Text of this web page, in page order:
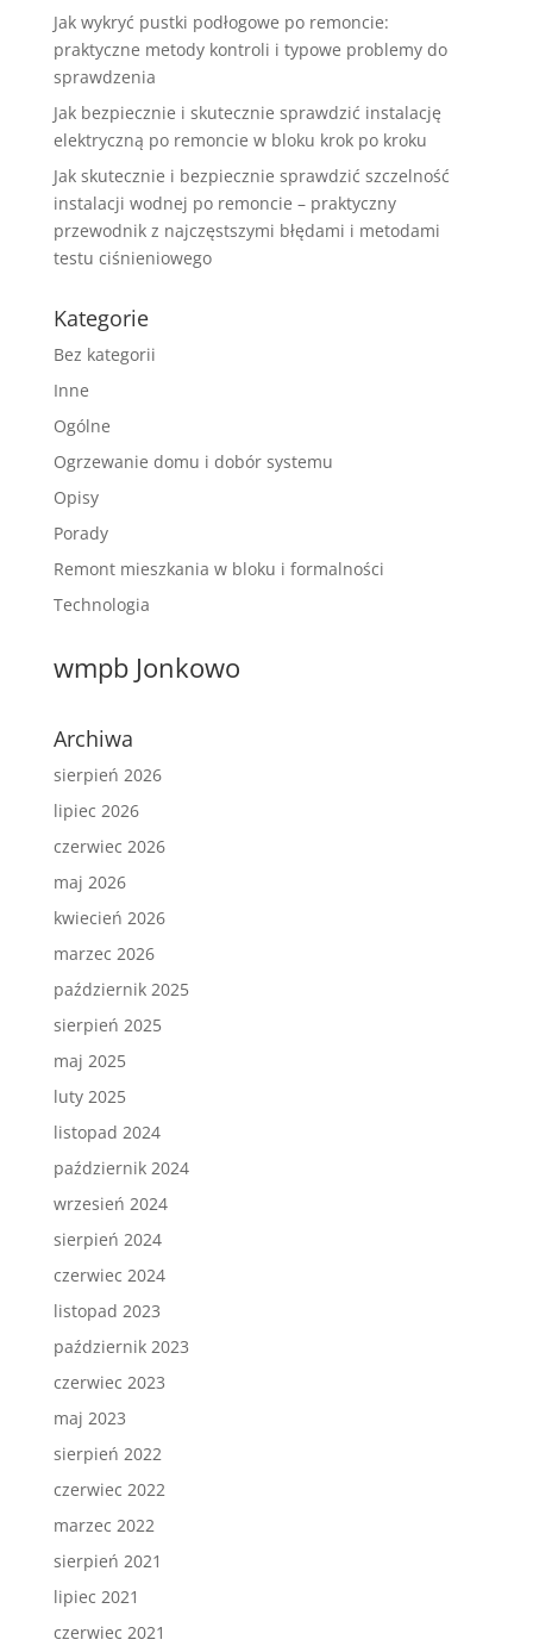
Jak wykryć pustki podłogowe po remoncie:
praktyczne metody kontroli i typowe problemy do
sprawdzenia
Jak bezpiecznie i skutecznie sprawdzić instalację
elektryczną po remoncie w bloku krok po kroku
Jak skutecznie i bezpiecznie sprawdzić szczelność
instalacji wodnej po remoncie – praktyczny
przewodnik z najczęstszymi błędami i metodami
testu ciśnieniowego
Kategorie
Bez kategorii
Inne
Ogólne
Ogrzewanie domu i dobór systemu
Opisy
Porady
Remont mieszkania w bloku i formalności
Technologia
wmpb Jonkowo
Archiwa
sierpień 2026
lipiec 2026
czerwiec 2026
maj 2026
kwiecień 2026
marzec 2026
październik 2025
sierpień 2025
maj 2025
luty 2025
listopad 2024
październik 2024
wrzesień 2024
sierpień 2024
czerwiec 2024
listopad 2023
październik 2023
czerwiec 2023
maj 2023
sierpień 2022
czerwiec 2022
marzec 2022
sierpień 2021
lipiec 2021
czerwiec 2021